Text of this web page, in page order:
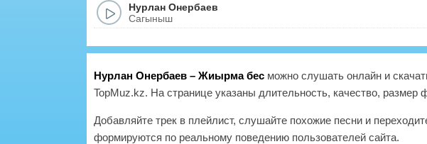
Нурлан Онербаев
Сагыныш
Нурлан Онербаев – Жиырма бес можно слушать онлайн и
TopMuz.kz. На странице указаны длительность, качество, размер
Добавляйте трек в плейлист, слушайте похожие песни и
формируются по реальному поведению пользователей сайта.